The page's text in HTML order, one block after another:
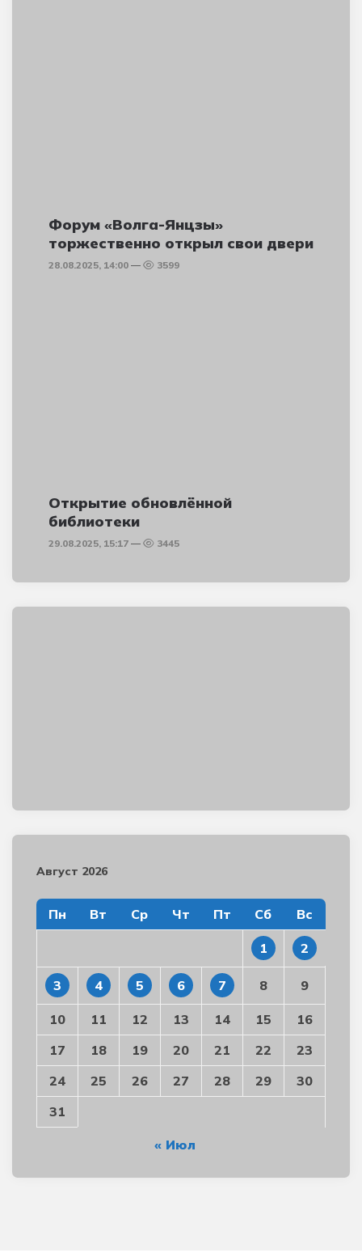
Форум «Волга-Янцзы»
торжественно открыл свои двери
28.08.2025, 14:00 3599
Открытие обновлённой
библиотеки
29.08.2025, 15:17 3445
Август 2026
Пн Вт Ср Чт Пт Сб Вс
1 2
3 4 5 6 7 8 9
10 11 12 13 14 15
16
17
18 19 20 21 22
23
24
25 26 27 28 29
30
31
« Июл